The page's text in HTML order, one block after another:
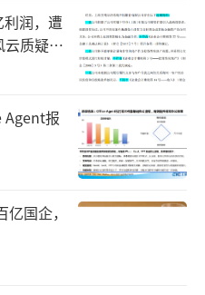
期。获得受理后，国
理药品的安全性、有
技术审评，期间同步
市前药品生产质量管
药监局将根据药品注
进行综合审评，综合
物公告称，近日，公
润，遭
云质疑其
Agent报
国企，